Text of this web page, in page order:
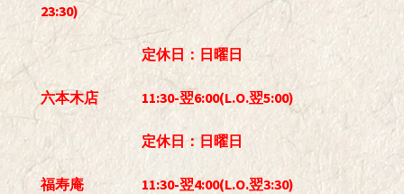
23:30)
定休日：日曜日
六本木店 11:30-翌6:00(L.O.翌5:00)
定休日：日曜日
福寿庵 11:30-翌4:00(L.O.翌3:30)